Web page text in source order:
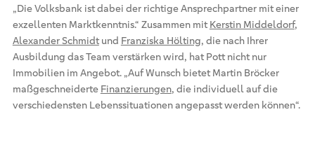
„Die Volksbank ist dabei der richtige Ansprechpartner mit einer
exzellenten Marktkenntnis.“ Zusammen mitKerstin Middeldorf,
Alexander Schmidtund Franziska Hölting, die nach Ihrer
Ausbildung das Team verstärken wird, hat Pott nicht nur
Immobilien im Angebot. „Auf Wunsch bietet Martin Bröcker
maßgeschneiderte Finanzierungen, die individuell auf die
verschiedensten Lebenssituationen angepasst werden können“.